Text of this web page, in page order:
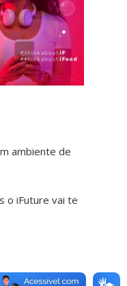
ambiente de
o iFuture vai te
você terá